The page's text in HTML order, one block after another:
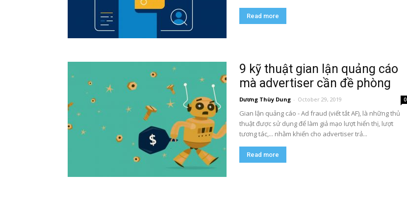
Read more
9 kỹ thuật gian lận quảng cáo
mà advertiser cần đề phòng
Dương Thùy Dung - October 29, 2019 0
Gian lận quảng cáo - Ad fraud (viết tắt AF), là những thủ
thuật được sử dụng để làm giả mạo lượt hiển thị, lượt
tương tác,... nhằm khiến cho advertiser trả...
Read more